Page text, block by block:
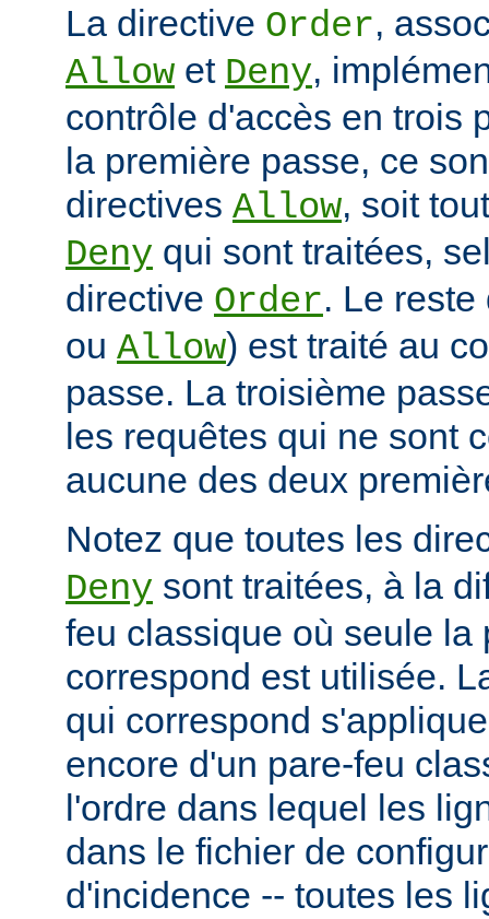
La directive Order,
Allow et Deny,
contrôle d'accès en trois
la première passe, ce
directives Allow, soit
Deny qui sont traitées,
directive Order. Le
ou Allow) est traité au
passe. La troisième
les requêtes qui ne sont
aucune des deux
Notez que toutes les
Deny sont traitées, à la
feu classique où seule la
correspond est utilisée.
qui correspond
encore d'un pare-feu
l'ordre dans lequel les
dans le fichier de
d'incidence -- toutes les